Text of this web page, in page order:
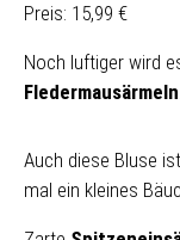
Preis: 15,99 €
Noch luftiger wird
Fledermausärmeln
Auch diese Bluse
mal ein kleines